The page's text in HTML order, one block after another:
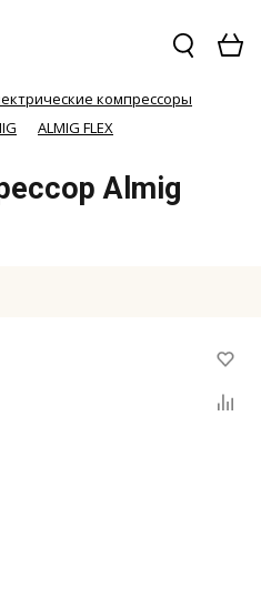
компрессоры
ALMIG FLEX
Almig